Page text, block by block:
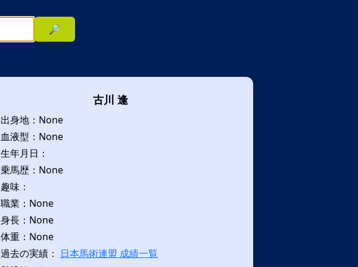
🔎
古川 逢
出身地：None
血液型：None
生年月日：
乗馬歴：None
趣味：
職業：None
身長：None
体重：None
過去の実績： 日本馬術連盟 成績一覧